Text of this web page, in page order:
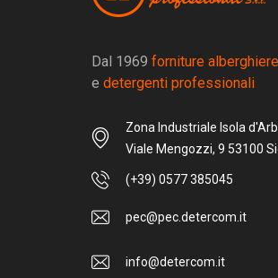
Dal 1969 forniture alberghiere
e detergenti professionali
Zona Industriale Isola
Viale Mengozzi, 9 53100
(+39) 0577 385045
pec@pec.detercom.it
info@detercom.it